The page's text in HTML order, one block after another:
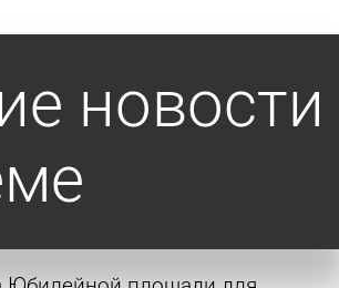
новости